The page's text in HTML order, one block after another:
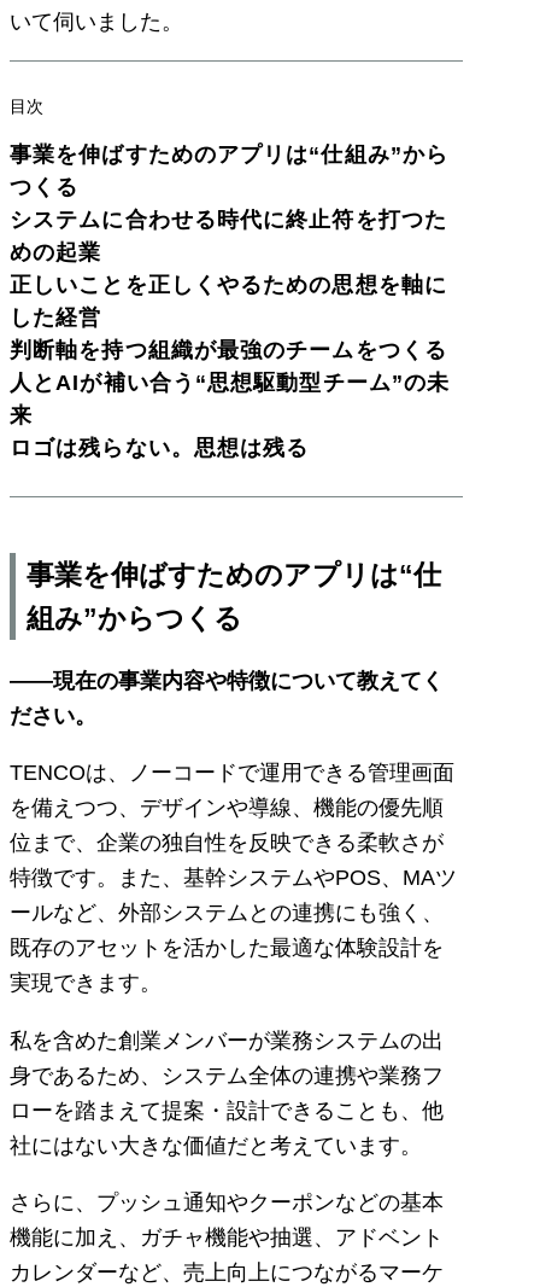
いて伺いました。
目次
事業を伸ばすためのアプリは“仕組み”から
つくる
システムに合わせる時代に終止符を打つた
めの起業
正しいことを正しくやるための思想を軸に
した経営
判断軸を持つ組織が最強のチームをつくる
人とAIが補い合う“思想駆動型チーム”の未
来
ロゴは残らない。思想は残る
事業を伸ばすためのアプリは“仕
組み”からつくる
――現在の事業内容や特徴について教えてく
ださい。
TENCOは、ノーコードで運用できる管理画面
を備えつつ、デザインや導線、機能の優先順
位まで、企業の独自性を反映できる柔軟さが
特徴です。また、基幹システムやPOS、MAツ
ールなど、外部システムとの連携にも強く、
既存のアセットを活かした最適な体験設計を
実現できます。
私を含めた創業メンバーが業務システムの出
身であるため、システム全体の連携や業務フ
ローを踏まえて提案・設計できることも、他
社にはない大きな価値だと考えています。
さらに、プッシュ通知やクーポンなどの基本
機能に加え、ガチャ機能や抽選、アドベント
カレンダーなど、売上向上につながるマーケ